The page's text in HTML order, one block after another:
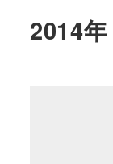
2014年